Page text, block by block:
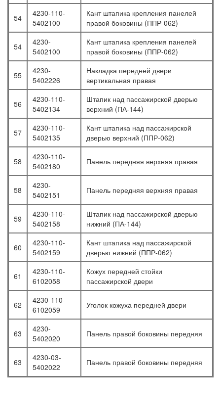
54
4230-110-
5402100
Кант штапика крепления панелей
правой боковины (ППР-062)
54
4230-
5402100
Кант штапика крепления панелей
правой боковины (ППР-062)
55
4230-
5402226
Накладка передней двери
вертикальная правая
56
4230-110-
5402134
Штапик над пассажирской дверью
верхний (ПА-144)
57
4230-110-
5402135
Кант штапика над пассажирской
дверью верхний (ППР-062)
58
4230-110-
5402180
Панель передняя верхняя правая
58
4230-
5402151
Панель передняя верхняя правая
59
4230-110-
5402158
Штапик над пассажирской дверью
нижний (ПА-144)
60
4230-110-
5402159
Кант штапика над пассажирской
дверью нижний (ППР-062)
61
4230-110-
6102058
Кожух передней стойки
пассажирской двери
62
4230-110-
6102059
Уголок кожуха передней двери
63
4230-
5402020
Панель правой боковины передняя
63
4230-03-
5402022
Панель правой боковины передняя